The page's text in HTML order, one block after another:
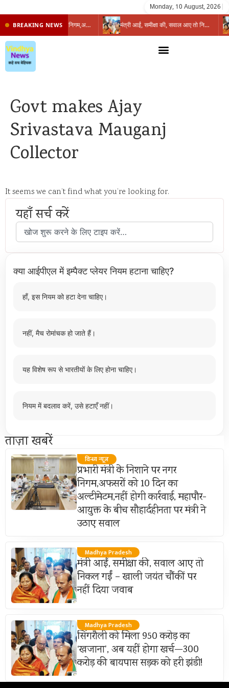
Monday, 10 August, 2026
BREAKING NEWS प्रभारी मंत्री के निशाने पर नगर निगम,अफसरों को 10 दिन का अल्टीमेटम,नहीं होगी कार्रवाई, महापौर-आयुक्त के बीच सौहार्दहीनता पर मंत्री ने उठाए सवाल मंत्री आईं, समीक्षा की, सवाल आए तो निकल गईं – खाली जयंत चौंकीं पर नहीं दिया जवाब
Govt makes Ajay
Srivastava Mauganj
Collector
It seems we can’t find what you’re looking for.
यहाँ सर्च करें
क्या आईपीएल में इम्पैक्ट प्लेयर नियम हटाना चाहिए?
हाँ, इस नियम को हटा देना चाहिए।
नहीं, मैच रोमांचक हो जाते हैं।
यह विशेष रूप से भारतीयों के लिए होना चाहिए।
नियम में बदलाव करें, उसे हटाएँ नहीं।
ताज़ा खबरें
विन्ध्य न्यूज़
प्रभारी मंत्री के निशाने पर नगर
निगम,अफसरों को 10 दिन का
अल्टीमेटम,नहीं होगी कार्रवाई, महापौर-
आयुक्त के बीच सौहार्दहीनता पर मंत्री ने
उठाए सवाल
Madhya Pradesh
मंत्री आईं, समीक्षा की, सवाल आए तो
निकल गईं – खाली जयंत चौंकीं पर
नहीं दिया जवाब
Madhya Pradesh
सिंगरौली को मिला 950 करोड़ का
‘खजाना’, अब यहीं होगा खर्च—300
करोड़ की बायपास सड़क को हरी झंडी!